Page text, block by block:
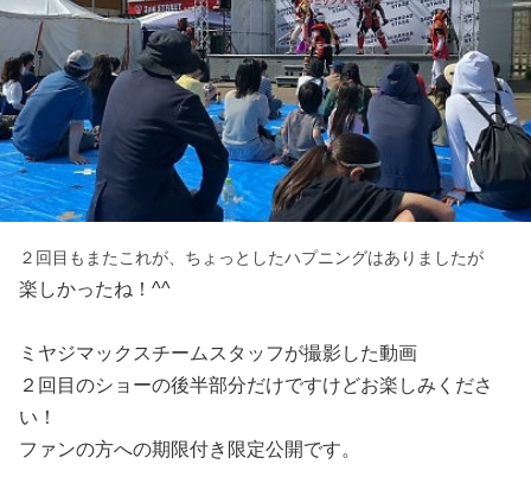
２回目もまたこれが、ちょっとしたハプニングはありましたが
楽しかったね！^^
ミヤジマックスチームスタッフが撮影した動画
２回目のショーの後半部分だけですけどお楽しみくださ
い！
ファンの方への期限付き限定公開です。